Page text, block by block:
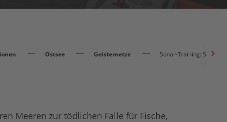
Ostsee Geisternetze Sonar-Training: So spürt
Meeren zur tödlichen Falle für Fische,